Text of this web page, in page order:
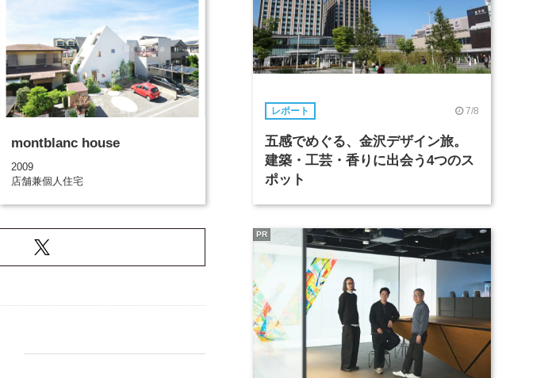
montblanc house
2009
店舗兼個人住宅
レポート 7/8
五感でめぐる、金沢デザイン旅。
建築・工芸・香りに出会う4つのス
ポット
PR